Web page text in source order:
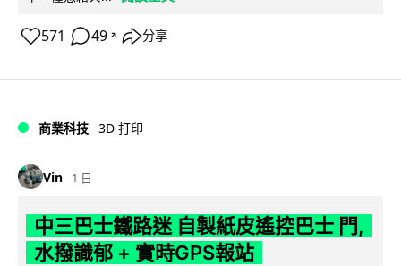
571 49 ↗ 分享
商業科技 3D 打印
Vin 1 日
中三巴士鐵路迷 自製紙皮遙控巴士 門,
水撥識郁 + 實時GPS報站